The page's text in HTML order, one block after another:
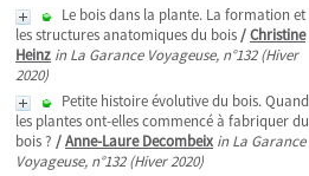
Le bois dans la plante. La formation et
les structures anatomiques du bois/Christine
Heinz in La Garance Voyageuse, n°132 (Hiver
2020)
Petite histoire évolutive du bois. Quand
les plantes ont-elles commencé à fabriquer du
bois ? /Anne-Laure Decombeix in La Garance
Voyageuse, n°132 (Hiver 2020)